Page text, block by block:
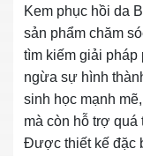
Kem phục hồi da
sản phẩm chăm
tìm kiếm giải pháp
ngừa sự hình
sinh học mạnh
mà còn hỗ trợ quá
Được thiết kế đặc